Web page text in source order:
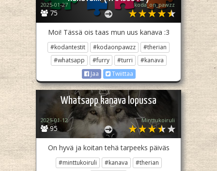
75
2025-01-27 koda_on_pawzz
Moi! Tässä ois taas mun uus kanava :3
#kodantestit #kodaonpawzz
#therian
#whatsapp
#furry #turri
#kanava
Jaa
Twiittaa
Whatsapp kanava lopussa
95
2025-01-12 Minttukoiruli
On hyvä ja koitan tehä tarpeeks päiväs
#minttukoiruli #kanava
#therian